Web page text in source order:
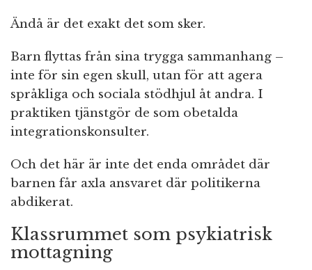
Ändå är det exakt det som sker.
Barn flyttas från sina trygga sammanhang –
inte för sin egen skull, utan för att agera
språkliga och sociala stödhjul åt andra. I
praktiken tjänstgör de som obetalda
integrationskonsulter.
Och det här är inte det enda området där
barnen får axla ansvaret där politikerna
abdikerat.
Klassrummet som psykiatrisk
mottagning